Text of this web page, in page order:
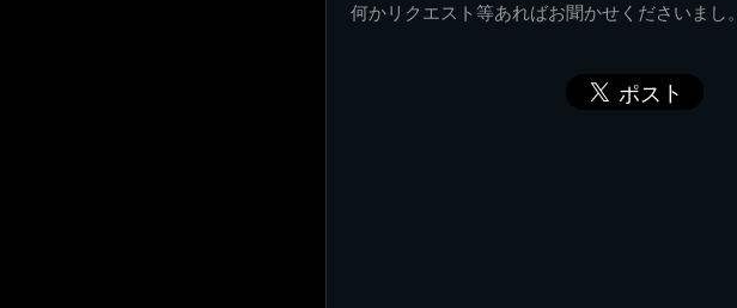
何かリクエスト等あればお聞かせくださいまし。